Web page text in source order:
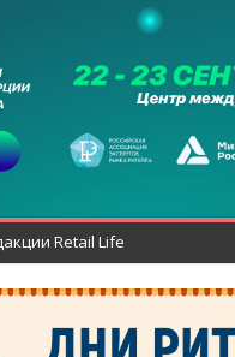
Retail Life